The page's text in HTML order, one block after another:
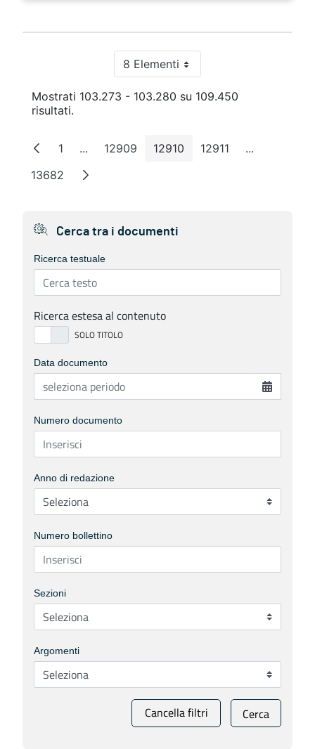
8 ElementiPer pagina
Mostrati 103.273 - 103.280 su 109.450
risultati.
Pagina
1 ...Pagine intermedie
Pagina
12909 Pagina
12910 Pagina
12911 ...Pagine
Pagina
13682
Cerca tra i documenti
Ricerca testuale
Ricerca estesa al contenuto
Data documento
Numero documento
Anno di redazione
Numero bollettino
Sezioni
Argomenti
Cancella filtri Cerca